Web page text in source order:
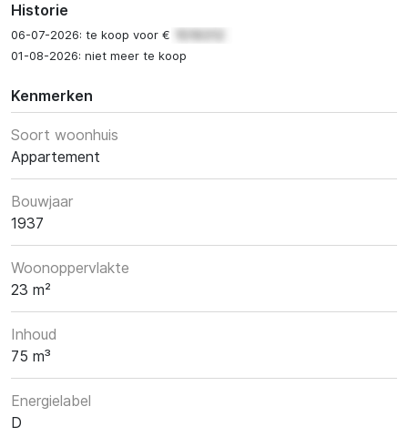
Historie
06-07-2026: te koop voor €
01-08-2026: niet meer te koop
Kenmerken
Soort woonhuis
Appartement
Bouwjaar
1937
Woonoppervlakte
23 m²
Inhoud
75 m³
Energielabel
D